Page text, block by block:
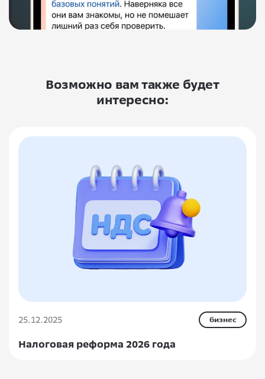
Возможно вам также будет
интересно:
25.12.2025 бизнес
Налоговая реформа 2026 года